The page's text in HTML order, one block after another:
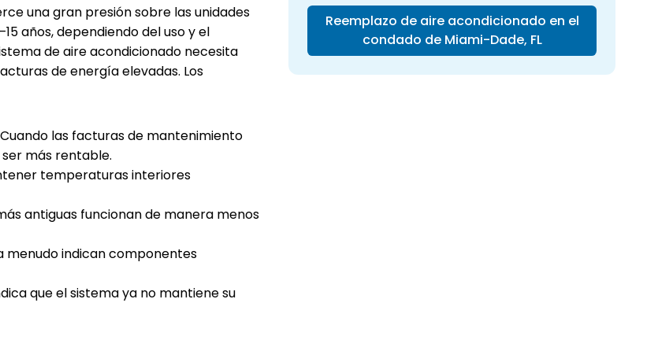
una gran presión sobre las unidades
años, dependiendo del uso y el
de aire acondicionado necesita
de energía elevadas. Los
Cuando las facturas de mantenimiento
más rentable.
temperaturas interiores
antiguas funcionan de manera menos
menudo indican componentes
que el sistema ya no mantiene su
Reemplazo de aire acondicionado en el
condado de Miami-Dade, FL